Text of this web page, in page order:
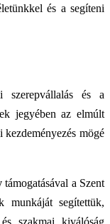
és a segíteni
szerepvállalás és a
jegyében az elmúlt
kezdeményezés mögé
támogatásával a Szent
munkáját segítettük,
szakmai kiválóság